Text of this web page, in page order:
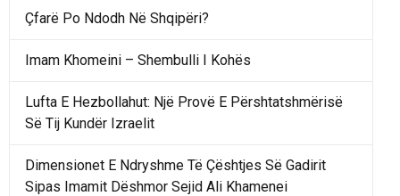
Çfarë Po Ndodh Në Shqipëri?
Imam Khomeini – Shembulli I Kohës
Lufta E Hezbollahut: Një Provë E Përshtatshmërisë
Së Tij Kundër Izraelit
Dimensionet E Ndryshme Të Çështjes Së Gadirit
Sipas Imamit Dëshmor Sejid Ali Khamenei